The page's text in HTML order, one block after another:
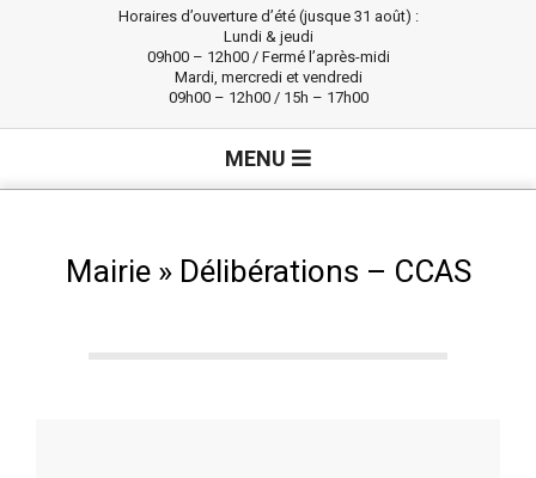
Horaires d’ouverture d’été (jusque 31 août) :
Lundi & jeudi
09h00 – 12h00 / Fermé l’après-midi
Mardi, mercredi et vendredi
09h00 – 12h00 / 15h – 17h00
MENU
Mairie » Délibérations – CCAS